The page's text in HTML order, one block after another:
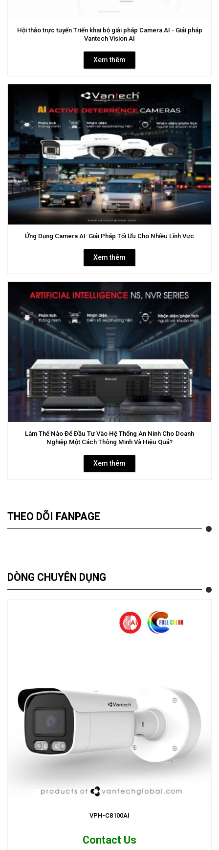
Hội thảo trực tuyến Triển khai bộ giải pháp Camera AI - Giải pháp
Vantech Vision AI
Xem thêm
Ứng Dụng Camera AI: Giải Pháp Tối Ưu Cho Nhiều Lĩnh Vực
Xem thêm
Làm Thế Nào Để Đầu Tư Vào Hệ Thống An Ninh Cho Doanh
Nghiệp Một Cách Thông Minh Và Hiệu Quả?
Xem thêm
THEO DÕI FANPAGE
DÒNG CHUYÊN DỤNG
VPH-C8100AI
Contact Us